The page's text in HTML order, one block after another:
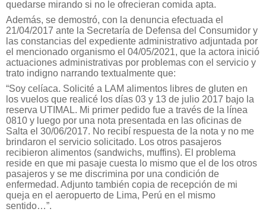
quedarse mirando si no le ofrecieran comida apta.
Además, se demostró, con la denuncia efectuada el
21/04/2017 ante la Secretaría de Defensa del Consumidor y
las constancias del expediente administrativo adjuntada por
el mencionado organismo el 04/05/2021, que la actora inició
actuaciones administrativas por problemas con el servicio y
trato indigno narrando textualmente que:
“Soy celíaca. Solicité a LAM alimentos libres de gluten en
los vuelos que realicé los días 03 y 13 de julio 2017 bajo la
reserva UTIMAL. Mi primer pedido fue a través de la línea
0810 y luego por una nota presentada en las oficinas de
Salta el 30/06/2017. No recibí respuesta de la nota y no me
brindaron el servicio solicitado. Los otros pasajeros
recibieron alimentos (sandwichs, muffins). El problema
reside en que mi pasaje cuesta lo mismo que el de los otros
pasajeros y se me discrimina por una condición de
enfermedad. Adjunto también copia de recepción de mi
queja en el aeropuerto de Lima, Perú en el mismo
sentido…”.